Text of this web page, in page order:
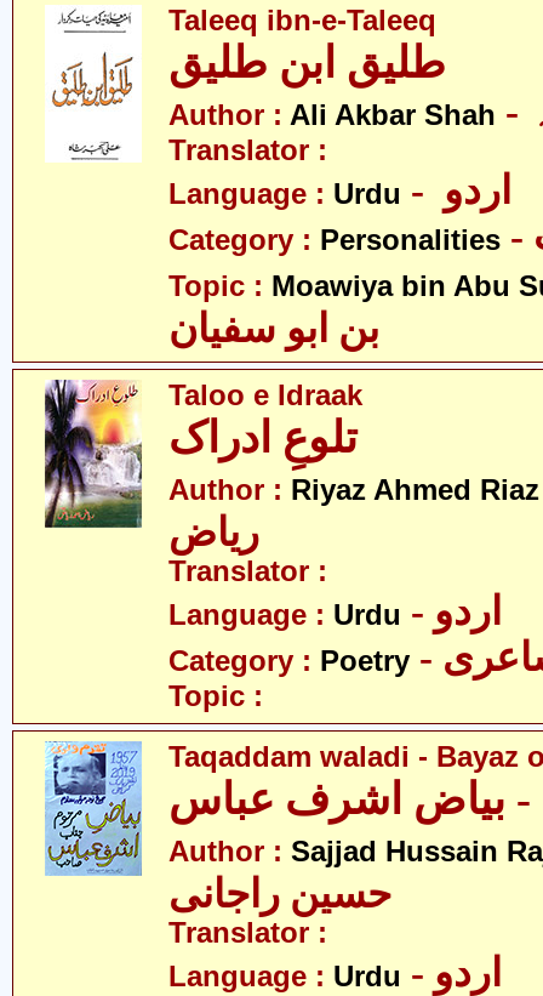
Taleeq ibn-e-Taleeq
Author : Ali Akbar Shah
Translator :
Language : Urdu
Category : Personalities
Topic : Moawiya bin Abu
بن ابو سفیان
Taloo e Idraak
تلوعِ ادراک
Author : Riyaz Ahmed Riaz
ریاض
Translator :
Language : Urdu - اردو
Category : Poetry
Topic :
Taqaddam waladi - Bayaz
- بیاض اشرف عباس
Author : Sajjad Hussain
حسین راجانی
Translator :
Language : Urdu - اردو